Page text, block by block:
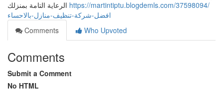
https://martintiptu.blogdemls.com/37598094/
افضل-شركة-تنظيف-منازل-بالاحساء
Comments
Who Upvoted
Comments
Submit a Comment
No HTML